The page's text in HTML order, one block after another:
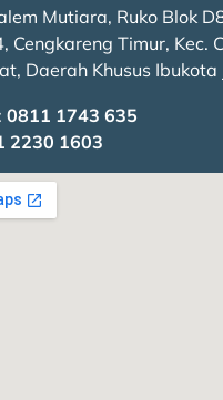
Mutiara, Ruko Blok
Cengkareng Timur, Kec.
Daerah Khusus
0811 1743 635
2230 1603